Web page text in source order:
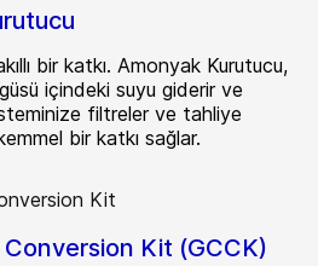
bir katkı. Amonyak Kurutucu,
içindeki suyu giderir ve
filtreler ve tahliye
bir katkı sağlar.
Kit (GCCK)